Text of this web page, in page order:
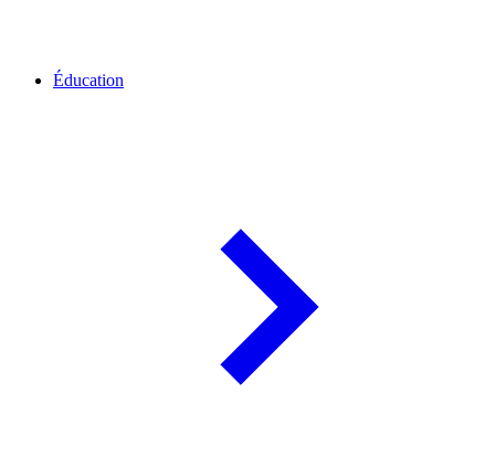
Éducation